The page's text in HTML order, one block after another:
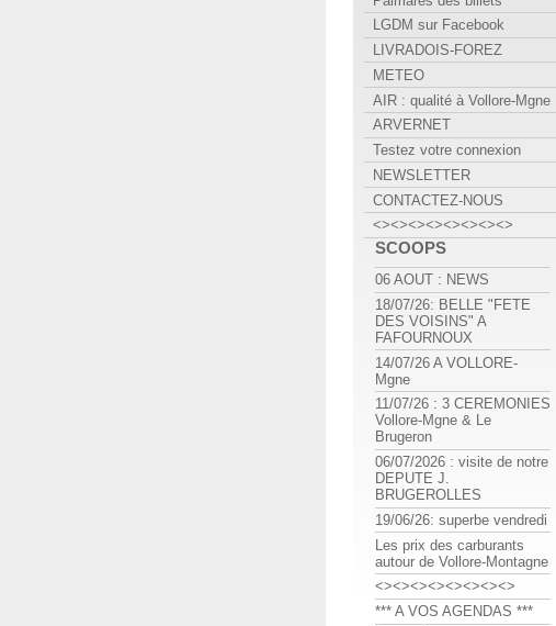
LGDM sur Facebook
LIVRADOIS-FOREZ
METEO
AIR : qualité à Vollore-Mgne
ARVERNET
Testez votre connexion
NEWSLETTER
CONTACTEZ-NOUS
<><><><><><><><>
SCOOPS
06 AOUT : NEWS
18/07/26: BELLE "FETE
DES VOISINS" A
FAFOURNOUX
14/07/26 A VOLLORE-
Mgne
11/07/26 : 3 CEREMONIES
Vollore-Mgne & Le
Brugeron
06/07/2026 : visite de notre
DEPUTE J.
BRUGEROLLES
19/06/26: superbe vendredi
Les prix des carburants
autour de Vollore-Montagne
<><><><><><><><>
*** A VOS AGENDAS ***